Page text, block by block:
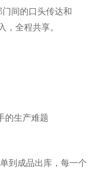
间的口头传达和
，全程共享。
生产难题
成品出库，每一个